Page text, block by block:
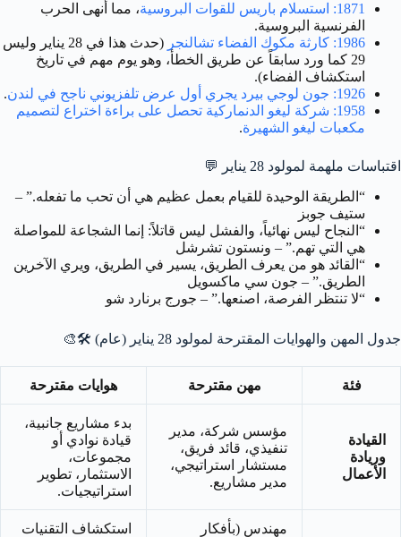
1871: استسلام باريس للقوات البروسية
، مما أنهى الحرب
الفرنسية البروسية.
1986: كارثة مكوك الفضاء تشالنجر
(حدث هذا في 28 يناير وليس
29 كما ورد سابقاً عن طريق الخطأ، وهو يوم مهم في تاريخ
استكشاف الفضاء).
1926: جون لوجي بيرد يجري أول عرض تلفزيوني ناجح في لندن
.
1958: شركة ليغو الدنماركية تحصل على براءة اختراع لتصميم
مكعبات ليغو الشهيرة.
اقتباسات ملهمة لمولود 28 يناير
💬
“الطريقة الوحيدة للقيام بعمل عظيم هي أن تحب ما تفعله.” –
ستيف جوبز
“النجاح ليس نهائياً، والفشل ليس قاتلاً: إنما الشجاعة للمواصلة
هي التي تهم.” – ونستون تشرشل
“القائد هو من يعرف الطريق، يسير في الطريق، ويري الآخرين
الطريق.” – جون سي ماكسويل
“لا تنتظر الفرصة، اصنعها.” – جورج برنارد شو
جدول المهن والهوايات المقترحة لمولود 28 يناير (عام) 🛠️🎨
فئة مهن مقترحة هوايات مقترحة
القيادة
وريادة
الأعمال
مؤسس شركة، مدير
تنفيذي، قائد فريق،
مستشار استراتيجي،
مدير مشاريع.
بدء مشاريع جانبية،
قيادة نوادي أو
مجموعات،
الاستثمار، تطوير
استراتيجيات.
مهندس (بأفكار استكشاف التقنيات